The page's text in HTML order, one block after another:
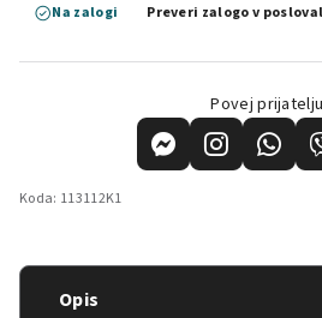
Na zalogi
Preveri zalogo v
Povej
Koda: 113112K1
Opis